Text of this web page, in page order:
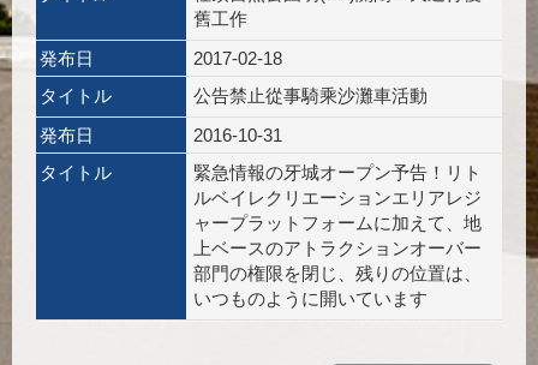
舊工作
発布日
2017-02-18
タイトル
公告禁止從事騎乘沙灘車活動
発布日
2016-10-31
タイトル
緊急情報の牙城オープン予告！リト
ルベイレクリエーションエリアレジ
ャープラットフォームに加えて、地
上ベースのアトラクションオーバー
部門の権限を閉じ、残りの位置は、
いつものように開いています